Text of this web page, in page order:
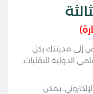
إلى مدينتك بكل
الدولية للنقليات،
يمكن